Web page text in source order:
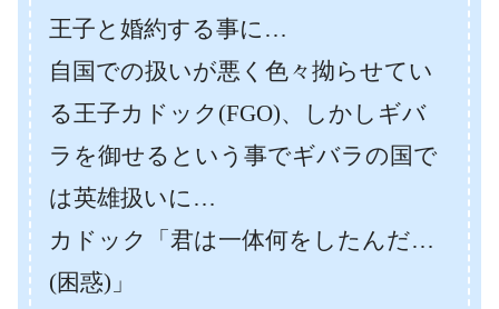
王子と婚約する事に…
自国での扱いが悪く色々拗らせてい
る王子カドック(FGO)、しかしギバ
ラを御せるという事でギバラの国で
は英雄扱いに…
カドック「君は一体何をしたんだ…
(困惑)」